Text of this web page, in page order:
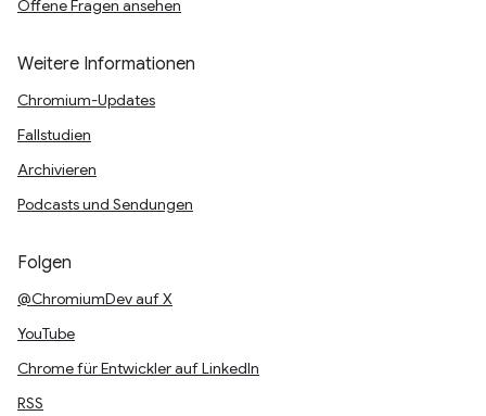
Offene Fragen ansehen
Weitere Informationen
Chromium-Updates
Fallstudien
Archivieren
Podcasts und Sendungen
Folgen
@ChromiumDev auf X
YouTube
Chrome für Entwickler auf LinkedIn
RSS